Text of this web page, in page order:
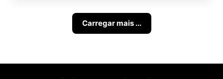
Carregar mais ...